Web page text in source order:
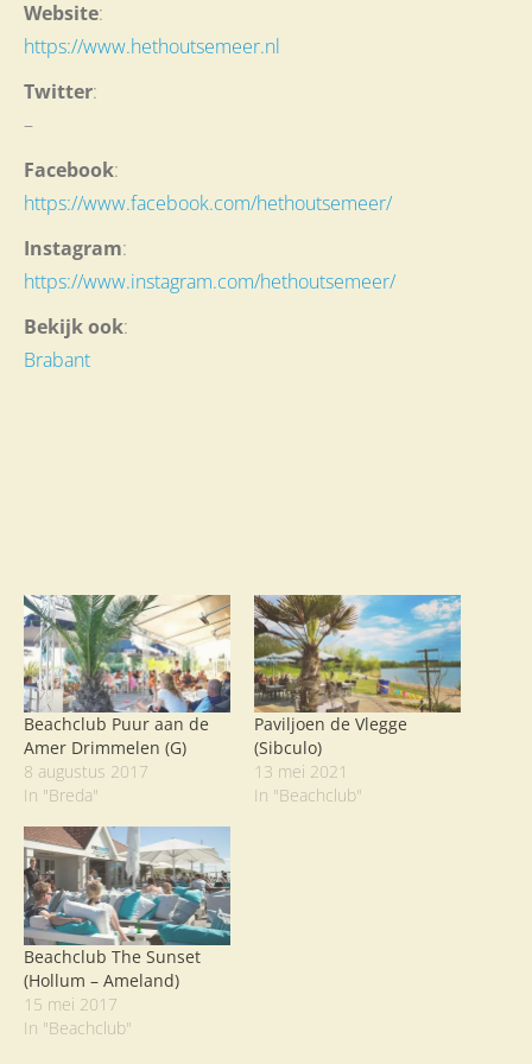
Website:
https://www.hethoutsemeer.nl
Twitter:
–
Facebook:
https://www.facebook.com/hethoutsemeer/
Instagram:
https://www.instagram.com/hethoutsemeer/
Bekijk ook:
Brabant
Beachclub Puur aan de
Amer Drimmelen (G)
8 augustus 2017
In "Breda"
Paviljoen de Vlegge
(Sibculo)
13 mei 2021
In "Beachclub"
Beachclub The Sunset
(Hollum – Ameland)
15 mei 2017
In "Beachclub"